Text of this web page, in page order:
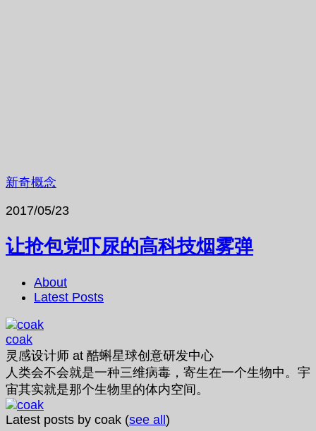
新奇概念
2017/05/23
让抢包党吓尿的高科技烟雾弹
About
Latest Posts
coak
灵感设计师 at 酷蝌星球创意研发中心
人类会不会就是一种三维病毒，寄生在一个生物中。宇
宙其实就是那个生物里的体内空间。
Latest posts by coak (see all)